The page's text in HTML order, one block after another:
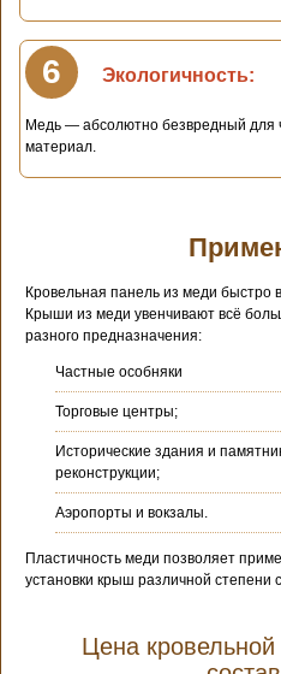
6 Экологичность:
Медь — абсолютно безвредный для
материал.
Кровельная панель из меди
Крыши из меди увенчивают всё
разного предназначения:
Частные особняки
Торговые центры;
Исторические здания и
реконструкции;
Аэропорты и вокзалы.
Пластичность меди позволяет
установки крыш различной степени
Цена